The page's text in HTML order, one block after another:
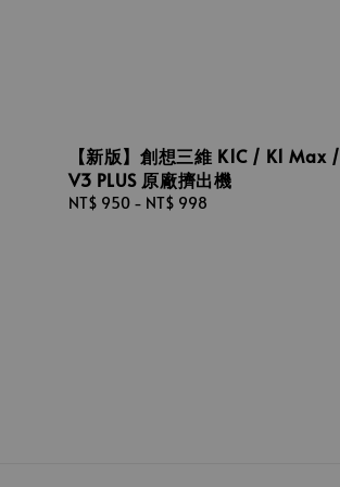
【新版】創想三維 K1C / K1 Max /
V3 PLUS 原廠擠出機
Regular
NT$ 950- NT$ 998